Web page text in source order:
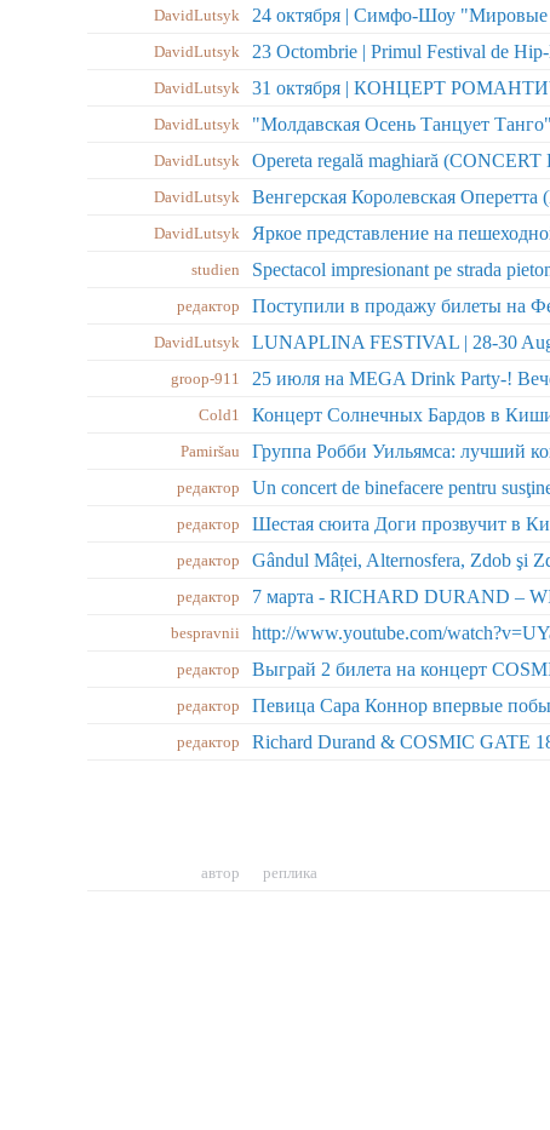
DavidLutsyk
24 октября | Симфо-Шоу
DavidLutsyk
DavidLutsyk
DavidLutsyk
"Молдавская Осень Танцует
DavidLutsyk
Opereta regală maghiară
DavidLutsyk
Венгерская Королевская
DavidLutsyk
Яркое представление на
studien
Spectacol impresionant pe strada
редактор
​Поступили в продажу билеты на
DavidLutsyk
LUNAPLINA FESTIVAL | 28-30
groop-911
Cold1
Концерт Солнечных Бардов в
Pamiršau
редактор
Un concert de binefacere pentru
редактор
Шестая сюита Доги прозвучит в
редактор
Gândul Mâței, Alternosfera, Zdob şi
редактор
bespravnii
http://www.youtube.com/
редактор
редактор
редактор
Richard Durand & COSMIC GATE
автор реплика